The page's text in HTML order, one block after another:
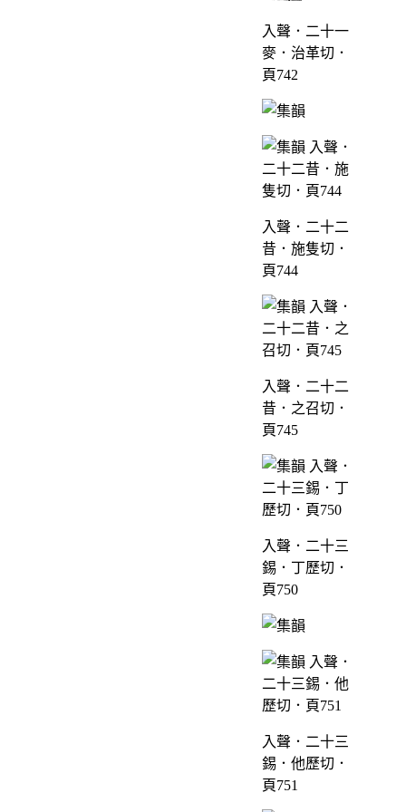
入聲．二十一
麥．治革切．
頁742
入聲．二十二
昔．施隻切．
頁744
入聲．二十二
昔．之召切．
頁745
入聲．二十三
錫．丁歷切．
頁750
入聲．二十三
錫．他歷切．
頁751